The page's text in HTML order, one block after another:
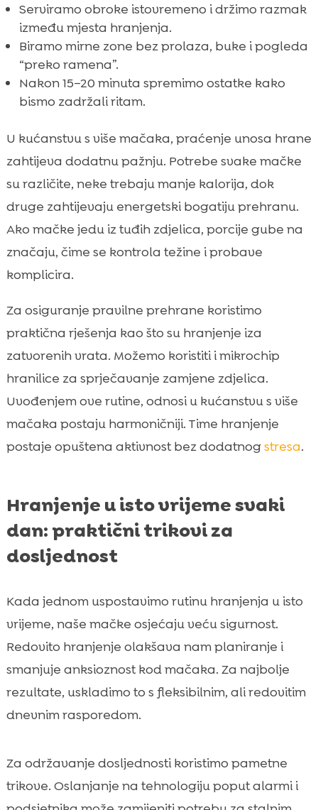
Serviramo obroke istovremeno i držimo razmak
između mjesta hranjenja.
Biramo mirne zone bez prolaza, buke i pogleda
“preko ramena”.
Nakon 15–20 minuta spremimo ostatke kako
bismo zadržali ritam.
U kućanstvu s više mačaka, praćenje unosa hrane
zahtijeva dodatnu pažnju. Potrebe svake mačke
su različite, neke trebaju manje kalorija, dok
druge zahtijevaju energetski bogatiju prehranu.
Ako mačke jedu iz tuđih zdjelica, porcije gube na
značaju, čime se kontrola težine i probave
komplicira.
Za osiguranje pravilne prehrane koristimo
praktična rješenja kao što su hranjenje iza
zatvorenih vrata. Možemo koristiti i mikrochip
hranilice za sprječavanje zamjene zdjelica.
Uvođenjem ove rutine, odnosi u kućanstvu s više
mačaka postaju harmoničniji. Time hranjenje
postaje opuštena aktivnost bez dodatnogstresa.
Hranjenje u isto vrijeme svaki
dan: praktični trikovi za
dosljednost
Kada jednom uspostavimo rutinu hranjenja u isto
vrijeme, naše mačke osjećaju veću sigurnost.
Redovito hranjenje olakšava nam planiranje i
smanjuje anksioznost kod mačaka. Za najbolje
rezultate, uskladimo to s fleksibilnim, ali redovitim
dnevnim rasporedom.
Za održavanje dosljednosti koristimo pametne
trikove. Oslanjanje na tehnologiju poput alarmi i